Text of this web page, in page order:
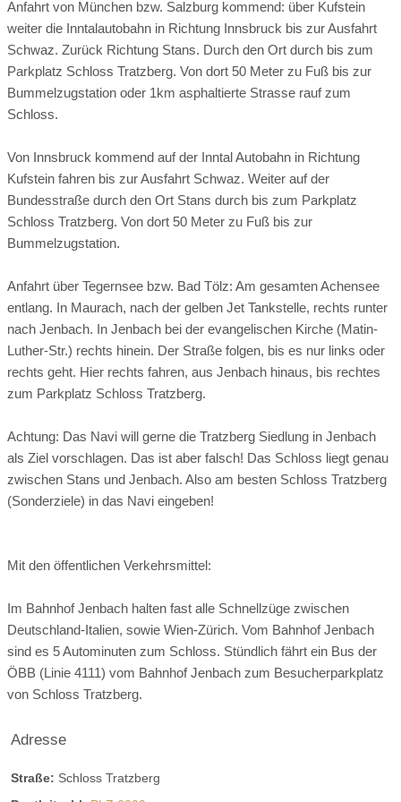
Direkt angrenzend an die Ilsunghalle, neben der hauseigenen
Kapelle, befindet sich dieser wunderschöner, renovierter
Renaissanceraum, welcher sich an festlich gedeckten
Tischen für ein romantisches Diner hervorragend eignet.
Personenzahl:
● ca. 90 Personen für Stehempfang
● ca. 90 Personen in Reihenbestuhlung
● ca. 56 Personen gesetzt an runden oder länglichen Tischen
Anfahrt von München bzw. Salzburg kommend: über Kufstein
weiter die Inntalautobahn in Richtung Innsbruck bis zur Ausfahrt
Schwaz. Zurück Richtung Stans. Durch den Ort durch bis zum
Parkplatz Schloss Tratzberg. Von dort 50 Meter zu Fuß bis zur
Bummelzugstation oder 1km asphaltierte Strasse rauf zum
Schloss.
Von Innsbruck kommend auf der Inntal Autobahn in Richtung
Kufstein fahren bis zur Ausfahrt Schwaz. Weiter auf der
Bundesstraße durch den Ort Stans durch bis zum Parkplatz
Schloss Tratzberg. Von dort 50 Meter zu Fuß bis zur
Bummelzugstation.
Anfahrt über Tegernsee bzw. Bad Tölz: Am gesamten Achensee
entlang. In Maurach, nach der gelben Jet Tankstelle, rechts runter
nach Jenbach. In Jenbach bei der evangelischen Kirche (Matin-
Luther-Str.) rechts hinein. Der Straße folgen, bis es nur links oder
rechts geht. Hier rechts fahren, aus Jenbach hinaus, bis rechtes
zum Parkplatz Schloss Tratzberg.
Achtung: Das Navi will gerne die Tratzberg Siedlung in Jenbach
als Ziel vorschlagen. Das ist aber falsch! Das Schloss liegt genau
zwischen Stans und Jenbach. Also am besten Schloss Tratzberg
(Sonderziele) in das Navi eingeben!
Mit den öffentlichen Verkehrsmittel:
Im Bahnhof Jenbach halten fast alle Schnellzüge zwischen
Deutschland-Italien, sowie Wien-Zürich. Vom Bahnhof Jenbach
sind es 5 Autominuten zum Schloss. Stündlich fährt ein Bus der
ÖBB (Linie 4111) vom Bahnhof Jenbach zum Besucherparkplatz
von Schloss Tratzberg.
Adresse
Straße: Schloss Tratzberg